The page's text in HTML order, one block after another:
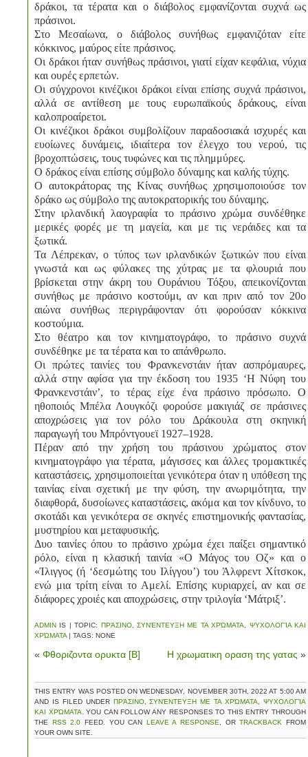
δράκοι, τα τέρατα και ο διάβολος εμφανίζονται συχνά ως
πράσινοι.
Στο Μεσαίωνα, ο διάβολος συνήθως εμφανιζόταν είτε
κόκκινος, μαύρος είτε πράσινος.
Οι δράκοι ήταν συνήθως πράσινοι, γιατί είχαν κεφάλια, νύχια
και ουρές ερπετών.
Οι σύγχρονοι κινέζικοι δράκοι είναι επίσης συχνά πράσινοι,
αλλά σε αντίθεση με τους ευρωπαϊκούς δράκους, είναι
καλοπροαίρετοι.
Οι κινέζικοι δράκοι συμβολίζουν παραδοσιακά ισχυρές και
ευοίωνες δυνάμεις, ιδιαίτερα τον έλεγχο του νερού, τις
βροχοπτώσεις, τους τυφώνες και τις πλημμύρες.
Ο δράκος είναι επίσης σύμβολο δύναμης και καλής τύχης.
Ο αυτοκράτορας της Κίνας συνήθως χρησιμοποιούσε τον
δράκο ως σύμβολο της αυτοκρατορικής του δύναμης.
Στην ιρλανδική λαογραφία το πράσινο χρώμα συνδέθηκε
μερικές φορές με τη μαγεία, και με τις νεράιδες και τα
ξωτικά.
Τα Λέπρεκαν, ο τύπος των ιρλανδικών ξωτικών που είναι
γνωστά και ως φύλακες της χύτρας με τα φλουριά που
βρίσκεται στην άκρη του Ουράνιου Τόξου, απεικονίζονται
συνήθως με πράσινο κοστούμι, αν και πριν από τον 20ο
αιώνα συνήθως περιγράφονταν ότι φορούσαν κόκκινα
κοστούμια.
Στο θέατρο και τον κινηματογράφο, το πράσινο συχνά
συνδέθηκε με τα τέρατα και το απάνθρωπο.
Οι πρώτες ταινίες του Φρανκενστάιν ήταν ασπρόμαυρες,
αλλά στην αφίσα για την έκδοση του 1935 ‘Η Νύφη του
Φρανκενστάιν’, το τέρας είχε ένα πράσινο πρόσωπο. Ο
ηθοποιός Μπέλα Λουγκόζι φορούσε μακιγιάζ σε πράσινες
αποχρώσεις για τον ρόλο του Δράκουλα στη σκηνική
παραγωγή του Μπρόντγουεϊ 1927–1928.
Πέραν από την χρήση του πράσινου χρώματος στον
κινηματογράφο για τέρατα, μάγισσες και άλλες τρομακτικές
καταστάσεις, χρησιμοποιείται γενικότερα όταν η υπόθεση της
ταινίας είναι σχετική με την φύση, την ανωριμότητα, την
διαφθορά, δυσοίωνες καταστάσεις, ακόμα και τον κίνδυνο, το
σκοτάδι και γενικότερα σε σκηνές επιστημονικής φαντασίας,
μυστηρίου και μεταφυσικής.
Δυο ταινίες όπου το πράσινο χρώμα έχει παίξει σημαντικό
ρόλο, είναι η κλασική ταινία «Ο Μάγος του Οζ» και ο
«Ίλιγγος (ή ‘δεσμώτης του Ιλίγγου’) του Άλφρεντ Χίτσκοκ,
ενώ μια τρίτη είναι το Αμελί. Επίσης κυριαρχεί, αν και σε
διάφορες χροιές και αποχρώσεις, στην τριλογία ‘Μάτριξ’.
ADMIN IS | TOPIC: ΠΡΆΣΙΝΟ,ΣΥΝΈΝΤΕΥΞΗ ΜΕ ΤΑ ΧΡΏΜΑΤΑ
ΨΥΧΟΛΟΓΊΑ ΚΑΙ
ΧΡΏΜΑΤΑ | TAGS: NONE
« Φθοριζοντα ορυκτα [Β] Η χρωματικη οραση της γατας »
THIS ENTRY WAS POSTED ON WEDNESDAY, NOVEMBER 30TH, 2022 AT 5:00 AM
AND IS FILED UNDER ΠΡΆΣΙΝΟ,ΣΥΝΈΝΤΕΥΞΗ ΜΕ ΤΑ ΧΡΏΜΑΤΑ ,ΨΥΧΟΛΟΓΊΑ
ΚΑΙ ΧΡΏΜΑΤΑ . YOU CAN FOLLOW ANY RESPONSES TO THIS ENTRY THROUGH
THE RSS 2.0 FEED. YOU CAN LEAVE A RESPONSE , ORTRACKBACK
FROM
YOUR OWN SITE.